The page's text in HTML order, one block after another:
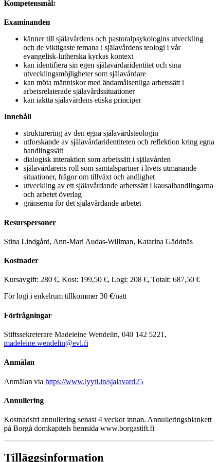
Kompetensmål:
Examinanden
känner till själavårdens och pastoralpsykologins utveckling
och de viktigaste temana i själavårdens teologi i vår
evangelisk-lutherska kyrkas kontext
kan identifiera sin egen själavårdaridentitet och sina
utvecklingsmöjligheter som själavårdare
kan möta människor med ändamålsenliga arbetssätt i
arbetsrelaterade själavårdssituationer
kan iaktta själavårdens etiska principer
Innehåll
strukturering av den egna själavårdsteologin
utforskande av själavårdaridentiteten och reflektion kring egna
handlingssätt
dialogisk interaktion som arbetssätt i själavården
själavårdarens roll som samtalspartner i livets utmanande
situationer, frågor om tillväxt och andlighet
utveckling av ett själavårdande arbetssätt i kausalhandlingarna
och arbetet överlag
gränserna för det själavårdande arbetet
Resurspersoner
Stina Lindgård, Ann-Mari Audas-Willman, Katarina Gäddnäs
Kostnader
Kursavgift: 280 €, Kost: 199,50 €, Logi: 208 €, Totalt: 687,50 €
För logi i enkelrum tillkommer 30 €/natt
Förfrågningar
Stiftssekreterare Madeleine Wendelin, 040 142 5221,
madeleine.wendelin@evl.fi
Anmälan
Anmälan via https://www.lyyti.in/sjalavard25
Annullering
Kostnadsfri annullering senast 4 veckor innan. Annulleringsblankett
på Borgå domkapitels hemsida www.borgastift.fi
Tilläggsinformation